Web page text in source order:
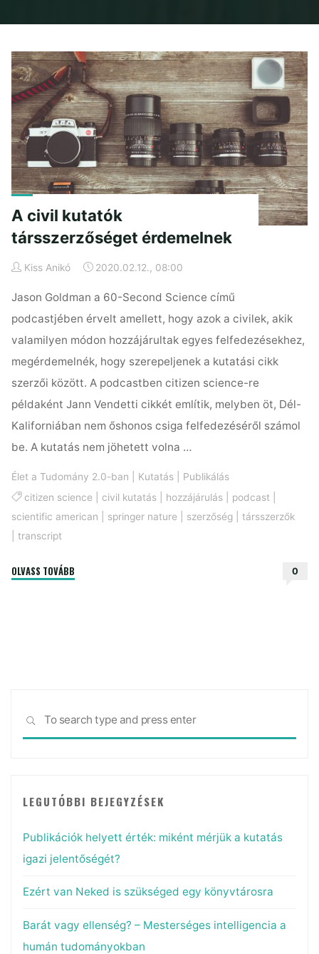
A civil kutatók
társszerzőséget érdemelnek
Kiss Anikó 2020.02.12., 08:00
Jason Goldman a 60-Second Science című
podcastjében érvelt amellett, hogy azok a civilek, akik
valamilyen módon hozzájárultak egyes felfedezésekhez,
megérdemelnék, hogy szerepeljenek a kutatási cikk
szerzői között. A podcastben citizen science-re
példaként Jann Vendetti cikkét említik, melyben öt, Dél-
Kaliforniában nem őshonos csiga felfedezéséről számol
be. A kutatás nem jöhetett volna …
Élet a Tudomány 2.0-ban Kutatás
Publikálás
citizen science
civil kutatás| hozzájárulás| podcast|
scientific american
springer nature szerzőség |társszerzők
|transcript
OLVASS TOVÁBB 0
SEARCH
LEGUTÓBBI BEJEGYZÉSEK
Publikációk helyett érték: miként mérjük a kutatás
igazi jelentőségét?
Ezért van Neked is szükséged egy könyvtárosra
Barát vagy ellenség? – Mesterséges intelligencia a
humán tudományokban